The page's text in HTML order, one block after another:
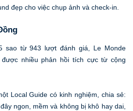
đẹp cho việc chụp ảnh và check-in.
sao từ 943 lượt đánh giá, Le Monde
được nhiều phản hồi tích cực từ cộng
Local Guide có kinh nghiệm, chia sẻ:
ngon, mềm và không bị khô hay dai,